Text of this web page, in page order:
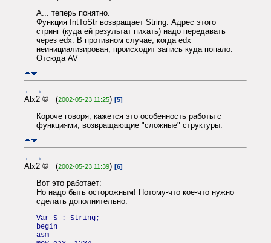
А... теперь понятно.
Функция IntToStr возвращает String. Адрес этого
стринг (куда ей результат пихать) надо передавать
через edx. В противном случае, когда edx
неинициализирован, происходит запись куда попало.
Отсюда AV
← →
Alx2 © (2002-05-23 11:25) [5]
Короче говоря, кажется это особенность работы с
функциями, возвращающие "сложные" структуры.
← →
Alx2 © (2002-05-23 11:39) [6]
Вот это работает:
Но надо быть осторожным! Потому-что кое-что нужно
сделать дополнительно.
Var S : String;
begin
asm